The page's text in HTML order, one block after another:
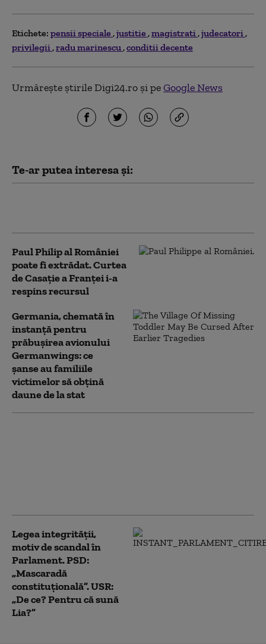
Etichete: pensii speciale justitie magistrati judecatori
privilegii radu marinescu conditii decente
Urmărește știrile Digi24.ro și peGoogle News
Te-ar putea interesa și:
Paul Philip al României
poate fi extrădat. Curtea
de Casaţie a Franţei i-a
respins recursul
Germania, chemată în
instanță pentru
prăbușirea avionului
Germanwings: ce
șanse au familiile
victimelor să obțină
daune de la stat
Legea integrității,
motiv de scandal în
Parlament. PSD:
„Mascaradă
constituțională”. USR:
„De ce? Pentru că sună
Lia?”